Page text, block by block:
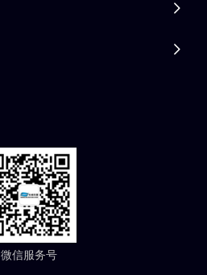


微信服务号